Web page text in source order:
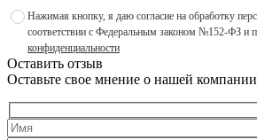
Нажимая кнопку, я даю согласие на обработку
соответствии с Федеральным законом №152-ФЗ и
конфиденциальности
Оставить отзыв
Оставьте свое мнение о нашей